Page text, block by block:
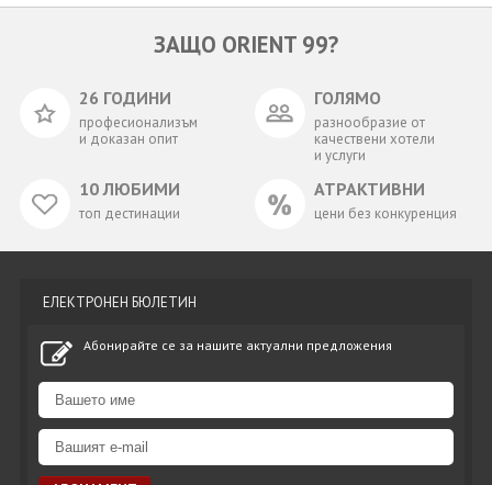
ЗАЩО ORIENT 99?
26 ГОДИНИ
професионализъм
и доказан опит
ГОЛЯМО
разнообразие от
качествени хотели
и услуги
10 ЛЮБИМИ
топ дестинации
АТРАКТИВНИ
цени без конкуренция
ЕЛЕКТРОНЕН БЮЛЕТИН
Абонирайте се за нашите актуални предложения